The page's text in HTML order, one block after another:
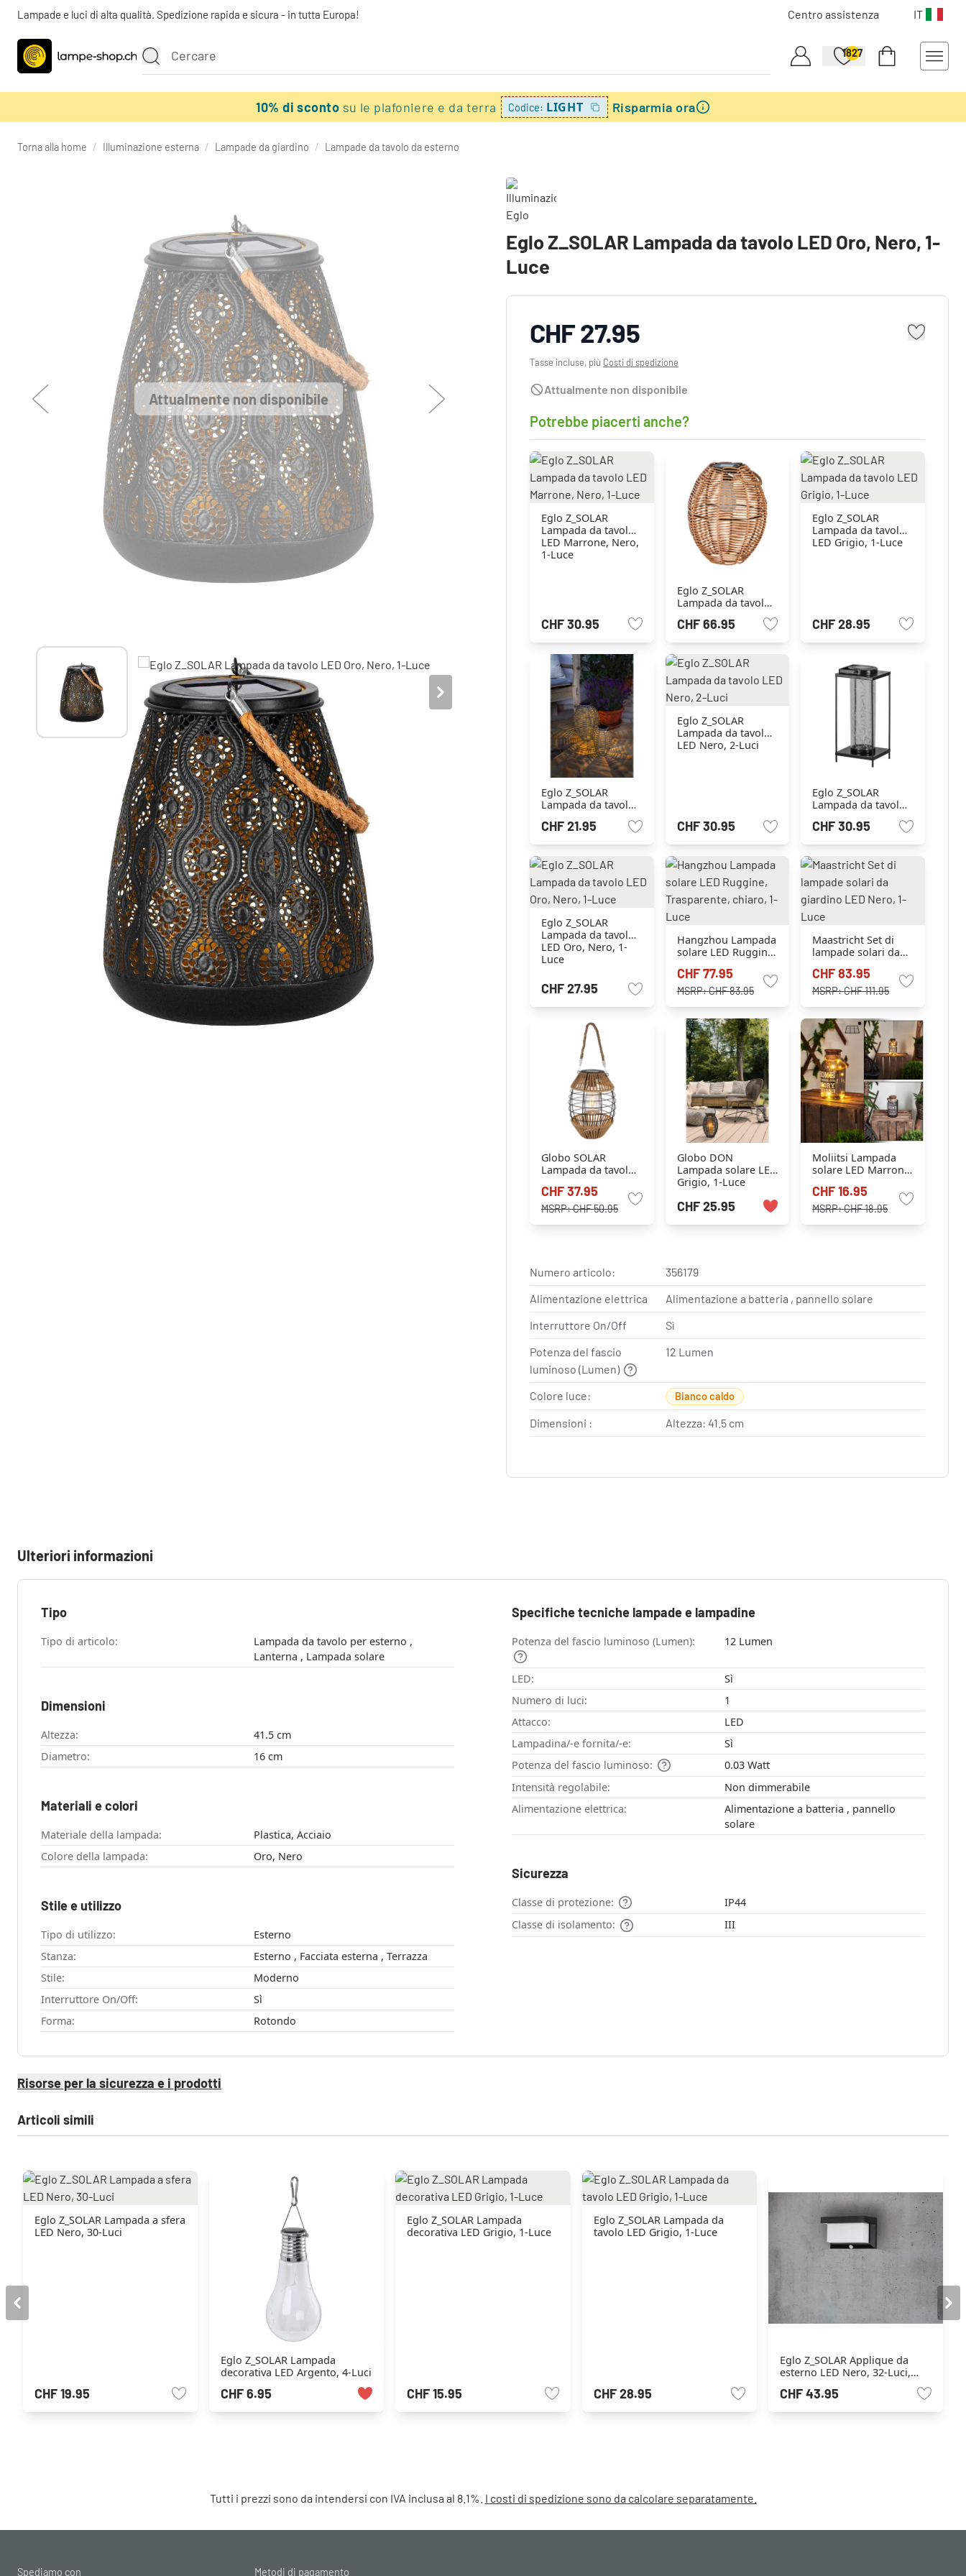
Lampade e luci di alta qualità. Spedizione rapida e sicura - in tutta Europa! Centro assistenza IT
1827
10% di sconto su le plafoniere e da terra Codice: LIGHT Risparmia ora
Torna alla home / Illuminazione esterna / Lampade da giardino / Lampade da tavolo da esterno
Attualmente non disponibile
Eglo Z_SOLAR Lampada da tavolo LED Oro, Nero, 1-
Luce
CHF 27.95
Tasse incluse, più Costi di spedizione
Attualmente non disponibile
Potrebbe piacerti anche?
Eglo Z_SOLAR
Lampada da tavolo
LED Marrone, Nero,
1-Luce
CHF 30.95
Eglo Z_SOLAR
Lampada da tavolo
LED Marrone, 2-Luci
CHF 66.95
Eglo Z_SOLAR
Lampada da tavolo
LED Grigio, 1-Luce
CHF 28.95
Eglo Z_SOLAR
Lampada da tavolo
LED Grigio, 1-Luce
CHF 21.95
Eglo Z_SOLAR
Lampada da tavolo
LED Nero, 2-Luci
CHF 30.95
Eglo Z_SOLAR
Lampada da tavolo
CHF 30.95
Eglo Z_SOLAR
Lampada da tavolo
LED Oro, Nero, 1-
Luce
CHF 27.95
Hangzhou Lampada
solare LED Ruggine,
1-Luce
CHF 77.95
MSRP:CHF 83.95
Maastricht Set di
lampade solari da
1-Luce
CHF 83.95
MSRP:CHF 111.95
Globo SOLAR
Lampada da tavolo
CHF 37.95
MSRP:CHF 50.95
Globo DON
Lampada solare LED
Grigio, 1-Luce
CHF 25.95
Moliitsi Lampada
solare LED Marrone,
CHF 16.95
MSRP:CHF 18.95
Numero articolo:
356179
Alimentazione elettrica
Alimentazione a batteria , pannello solare
Interruttore On/Off
Sì
Potenza del fascio
luminoso (Lumen)
12 Lumen
Colore luce: Bianco caldo
Dimensioni : Altezza: 41.5 cm
Ulteriori informazioni
Tipo
Tipo di articolo:
Lampada da tavolo per esterno ,
Lanterna , Lampada solare
Dimensioni
Altezza:
41.5 cm
Diametro:
16 cm
Materiali e colori
Materiale della lampada:
Plastica, Acciaio
Colore della lampada:
Oro, Nero
Stile e utilizzo
Tipo di utilizzo:
Esterno
Stanza:
Esterno , Facciata esterna , Terrazza
Stile:
Moderno
Interruttore On/Off:
Sì
Forma:
Rotondo
Specifiche tecniche lampade e lampadine
Potenza del fascio luminoso (Lumen): 12 Lumen
LED:
Sì
Numero di luci:
1
Attacco:
LED
Lampadina/-e fornita/-e:
Sì
Potenza del fascio luminoso:
0.03 Watt
Intensità regolabile:
Non dimmerabile
Alimentazione elettrica:
Alimentazione a batteria , pannello
solare
Sicurezza
Classe di protezione:
IP44
Classe di isolamento:
III
Risorse per la sicurezza e i prodotti
Articoli simili
Eglo Z_SOLAR Lampada a sfera
LED Nero, 30-Luci
CHF 19.95
Eglo Z_SOLAR Lampada
decorativa LED Argento, 4-Luci
CHF 6.95
Eglo Z_SOLAR Lampada
decorativa LED Grigio, 1-Luce
CHF 15.95
Eglo Z_SOLAR Lampada da
tavolo LED Grigio, 1-Luce
CHF 28.95
Eglo Z_SOLAR Applique da
esterno LED Nero, 32-Luci,
CHF 43.95
Tutti i prezzi sono da intendersi con IVA inclusa al 8.1%. I costi di spedizione sono da calcolare separatamente.
Spediamo con Metodi di pagamento